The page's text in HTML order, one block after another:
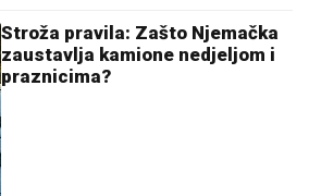
Stroža pravila: Zašto Njemačka
zaustavlja kamione nedjeljom i
praznicima?